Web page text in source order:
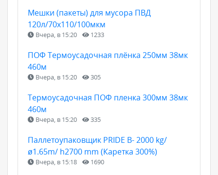
Мешки (пакеты) для мусора ПВД
120л/70х110/100мкм
Вчера, в 15:20 1233
ПОФ Термоусадочная плёнка 250мм 38мк
460м
Вчера, в 15:20 305
Термоусадочная ПОФ пленка 300мм 38мк
460м
Вчера, в 15:20 335
Паллетоупаковщик PRIDE В- 2000 kg/
ø1.65m/ h2700 mm (Каретка 300%)
Вчера, в 15:18 1690